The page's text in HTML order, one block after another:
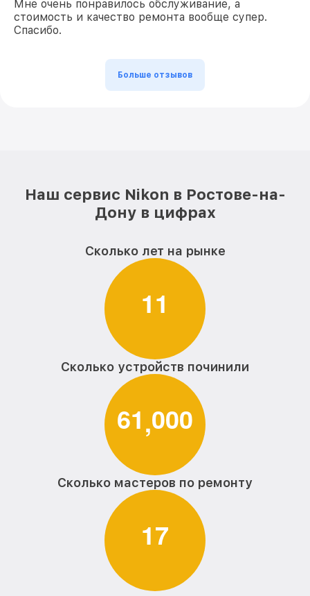
Мне очень понравилось обслуживание, а
стоимость и качество ремонта вообще супер.
Спасибо.
Больше отзывов
Наш сервис Nikon в Ростове-на-
Дону в цифрах
Сколько лет на рынке
11
Сколько устройств починили
61,000
Сколько мастеров по ремонту
17